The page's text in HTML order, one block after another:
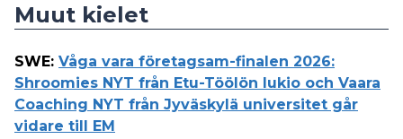
Muut kielet
SWE: Våga vara företagsam-finalen 2026:
Shroomies NYT från Etu-Töölön lukio och Vaara
Coaching NYT från Jyväskylä universitet går
vidare till EM